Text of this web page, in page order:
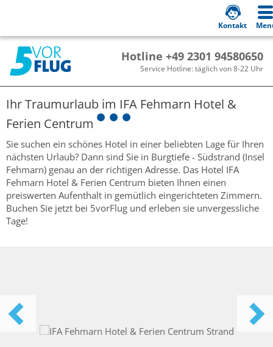
Hotline +49 2301 94580650
Service Hotline: täglich von 8-22 Uhr
Kontakt
Ihr Traumurlaub im IFA Fehmarn Hotel &
Ferien Centrum
Sie suchen ein schönes Hotel in einer beliebten Lage für Ihren
nächsten Urlaub? Dann sind Sie in Burgtiefe - Südstrand (Insel
Fehmarn) genau an der richtigen Adresse. Das Hotel IFA
Fehmarn Hotel & Ferien Centrum bieten Ihnen einen
preiswerten Aufenthalt in gemütlich eingerichteten Zimmern.
Buchen Sie jetzt bei 5vorFlug und erleben sie unvergessliche
Tage!